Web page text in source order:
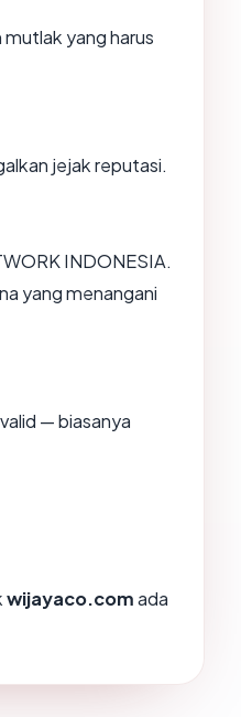
yang harus
jejak reputasi.
INDONESIA.
yang menangani
— biasanya
wijayaco.comada